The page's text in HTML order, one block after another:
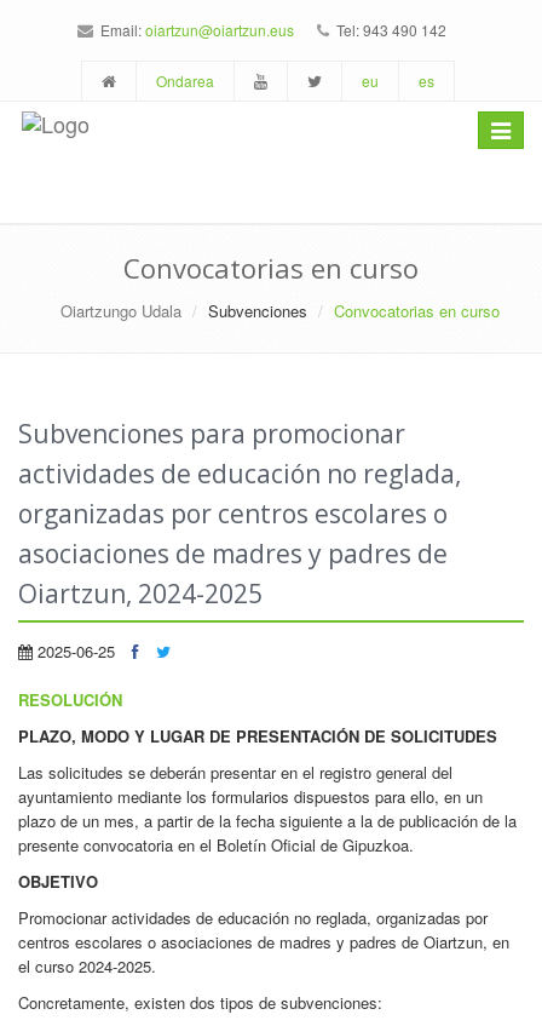
Email:oiartzun@oiartzun.eus Tel: 943 490 142
Ondarea eu es
Toggle
Convocatorias en curso
Oiartzungo Udala Subvenciones Convocatorias en curso
Subvenciones para promocionar
actividades de educación no reglada,
organizadas por centros escolares o
asociaciones de madres y padres de
Oiartzun, 2024-2025
2025-06-25
RESOLUCIÓN
PLAZO, MODO Y LUGAR DE PRESENTACIÓN DE SOLICITUDES
Las solicitudes se deberán presentar en el registro general del
ayuntamiento mediante los formularios dispuestos para ello, en un
plazo de un mes, a partir de la fecha siguiente a la de publicación de la
presente convocatoria en el Boletín Oficial de Gipuzkoa.
OBJETIVO
Promocionar actividades de educación no reglada, organizadas por
centros escolares o asociaciones de madres y padres de Oiartzun, en
el curso 2024-2025.
Concretamente, existen dos tipos de subvenciones: